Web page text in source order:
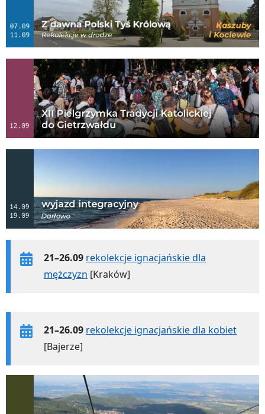
21–26.09 rekolekcje ignacjańskie dla
mężczyzn [Kraków]
21–26.09 rekolekcje ignacjańskie dla kobiet
[Bajerze]